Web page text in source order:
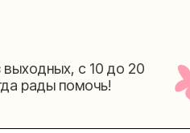
дом 25-27(как пройти)